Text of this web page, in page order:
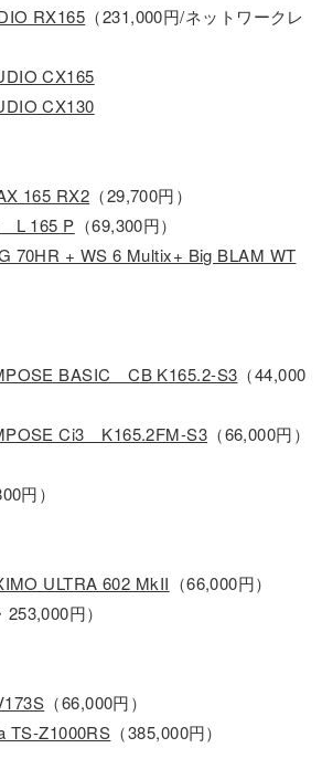
RX165 （231,000円/ネットワークレ
CX165
CX130
165 RX2 （29,700円）
L 165 P （69,300円）
70HR + WS 6 Multix+ Big BLAM WT
BASIC CB K165.2-S3 （44,000
Ci3 K165.2FM-S3 （66,000円）
円）
ULTRA 602 MkII （66,000円）
253,000円）
（66,000円）
TS-Z1000RS （385,000円）